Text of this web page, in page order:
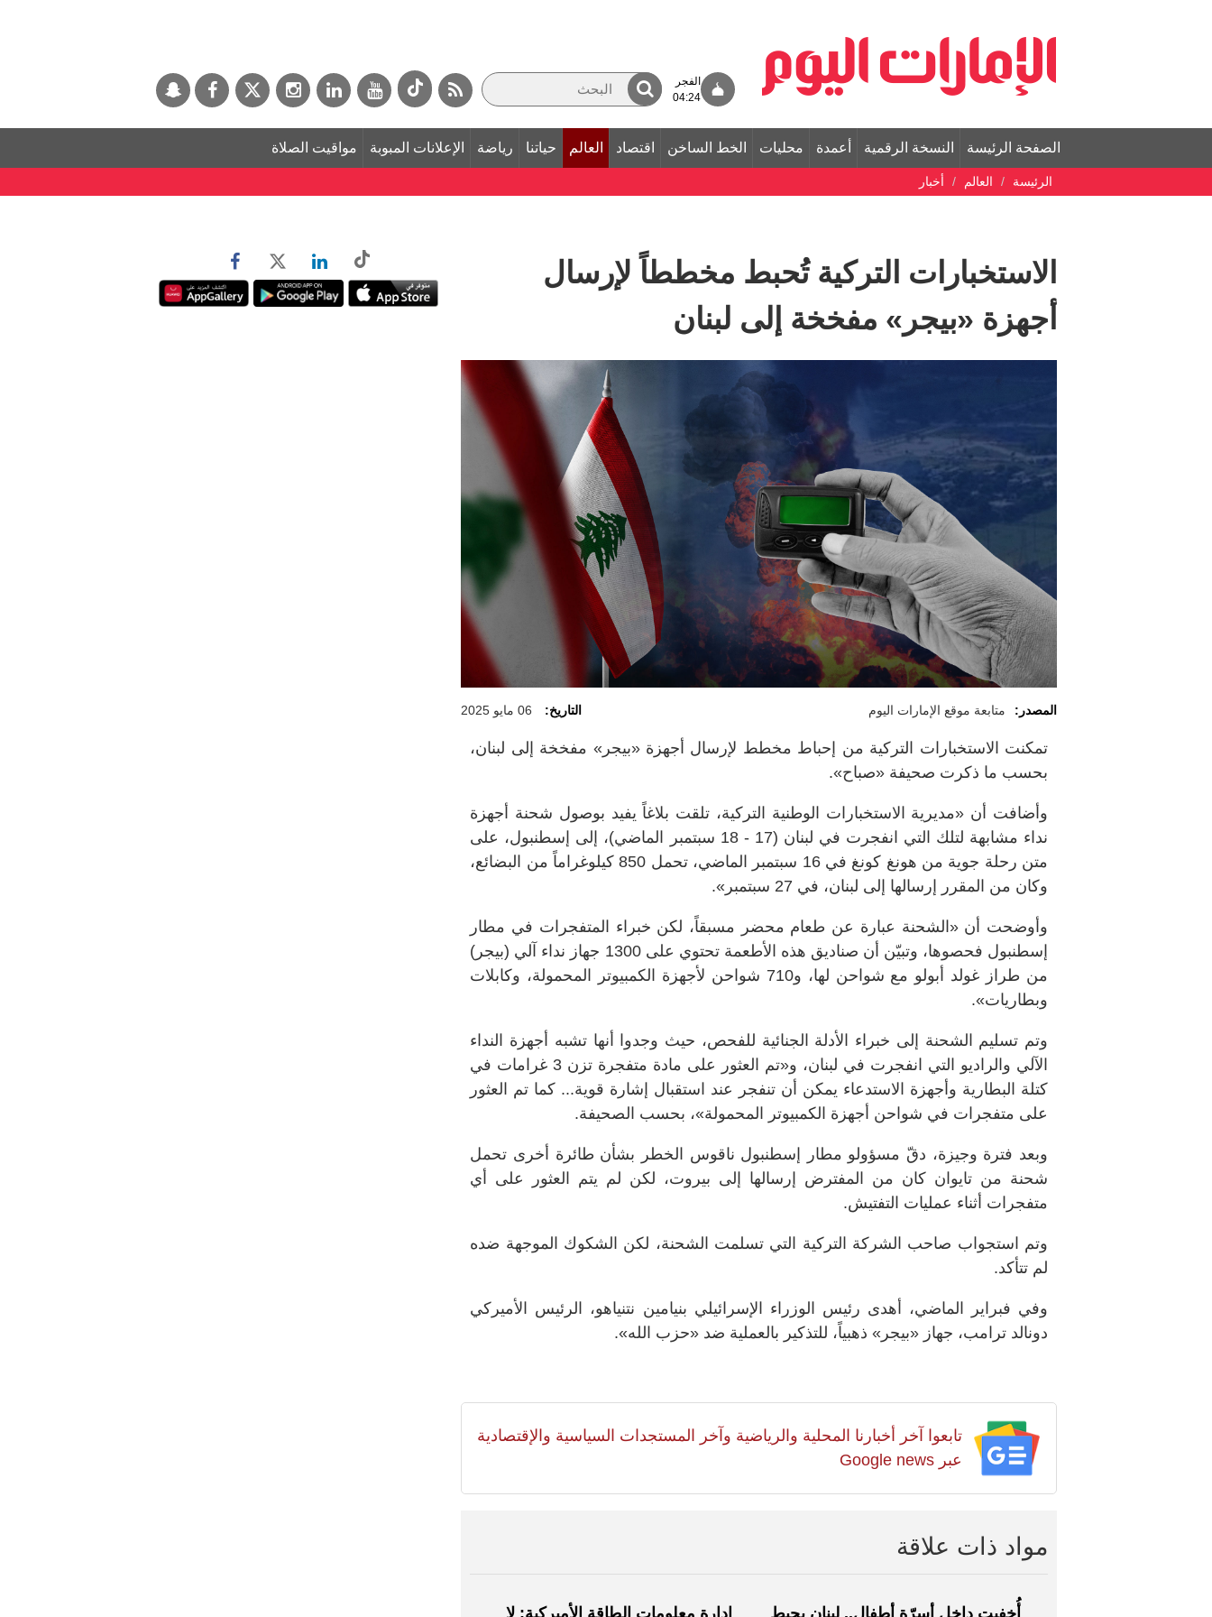
الفجر
04:24
الصفحة الرئيسة النسخة الرقمية أعمدة محليات الخط الساخن اقتصاد العالم حياتنا رياضة الإعلانات المبوبة مواقيت الصلاة
الرئيسة العالم أخبار
الاستخبارات التركية تُحبط مخططاً لإرسال
أجهزة «بيجر» مفخخة إلى لبنان
المصدر: متابعة موقع الإمارات اليوم التاريخ: 06 مايو 2025
تمكنت الاستخبارات التركية من إحباط مخطط لإرسال أجهزة «بيجر» مفخخة إلى لبنان،
بحسب ما ذكرت صحيفة «صباح».
وأضافت أن «مديرية الاستخبارات الوطنية التركية، تلقت بلاغاً يفيد بوصول شحنة أجهزة
نداء مشابهة لتلك التي انفجرت في لبنان (17 - 18 سبتمبر الماضي)، إلى إسطنبول، على
متن رحلة جوية من هونغ كونغ في 16 سبتمبر الماضي، تحمل 850 كيلوغراماً من البضائع،
وكان من المقرر إرسالها إلى لبنان، في 27 سبتمبر».
وأوضحت أن «الشحنة عبارة عن طعام محضر مسبقاً، لكن خبراء المتفجرات في مطار
إسطنبول فحصوها، وتبيّن أن صناديق هذه الأطعمة تحتوي على 1300 جهاز نداء آلي (بيجر)
من طراز غولد أبولو مع شواحن لها، و710 شواحن لأجهزة الكمبيوتر المحمولة، وكابلات
وبطاريات».
وتم تسليم الشحنة إلى خبراء الأدلة الجنائية للفحص، حيث وجدوا أنها تشبه أجهزة النداء
الآلي والراديو التي انفجرت في لبنان، و«تم العثور على مادة متفجرة تزن 3 غرامات في
كتلة البطارية وأجهزة الاستدعاء يمكن أن تنفجر عند استقبال إشارة قوية... كما تم العثور
على متفجرات في شواحن أجهزة الكمبيوتر المحمولة»، بحسب الصحيفة.
وبعد فترة وجيزة، دقّ مسؤولو مطار إسطنبول ناقوس الخطر بشأن طائرة أخرى تحمل
شحنة من تايوان كان من المفترض إرسالها إلى بيروت، لكن لم يتم العثور على أي
متفجرات أثناء عمليات التفتيش.
وتم استجواب صاحب الشركة التركية التي تسلمت الشحنة، لكن الشكوك الموجهة ضده
لم تتأكد.
وفي فبراير الماضي، أهدى رئيس الوزراء الإسرائيلي بنيامين نتنياهو، الرئيس الأميركي
دونالد ترامب، جهاز «بيجر» ذهبياً، للتذكير بالعملية ضد «حزب الله».
تابعوا آخر أخبارنا المحلية والرياضية وآخر المستجدات السياسية والإقتصادية
عبر Google news
مواد ذات علاقة
أُخفيت داخل أسرّة أطفال.. لبنان يحبط
إدارة معلومات الطاقة الأميركية: لا